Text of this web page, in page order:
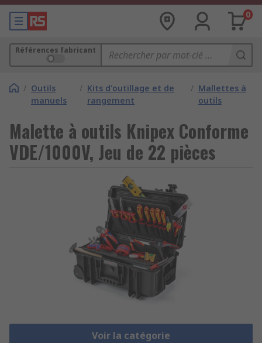
0
Références fabricant
/ Outils
manuels
/ Kits d'outillage et de
rangement
/ Mallettes à
outils
Malette à outils Knipex Conforme
VDE/1000V, Jeu de 22 pièces
Voir la catégorie